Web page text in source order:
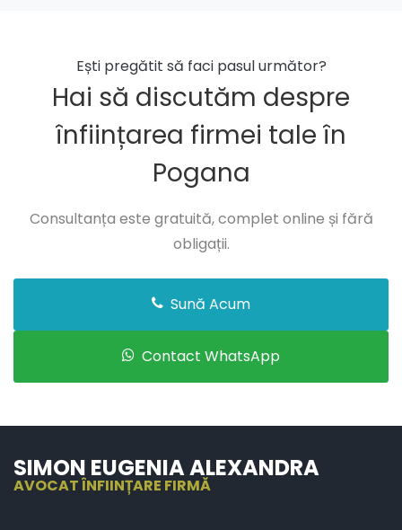
Ești pregătit să faci pasul următor?
Hai să discutăm despre
înființarea firmei tale în
Pogana
Consultanța este gratuită, complet online și fără
obligații.
Sună Acum
Contact WhatsApp
SIMON EUGENIA ALEXANDRA
AVOCAT ÎNFIINȚARE FIRMĂ